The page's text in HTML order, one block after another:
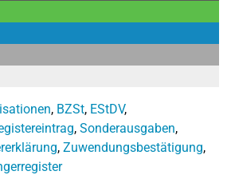
, BZSt, EStDV,
, Sonderausgaben,
, Zuwendungsbestätigung,